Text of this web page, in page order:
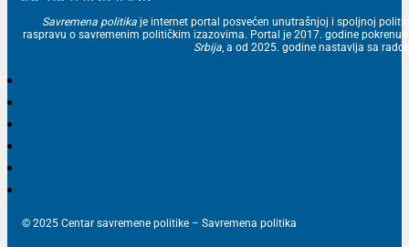
Savremena politika je internet portal posvećen unutrašnjoj i spoljnoj
raspravu o savremenim političkim izazovima. Portal je 2017. godine
Srbija, a od 2025. godine nastavlja sa
© 2025 Centar savremene politike – Savremena politika